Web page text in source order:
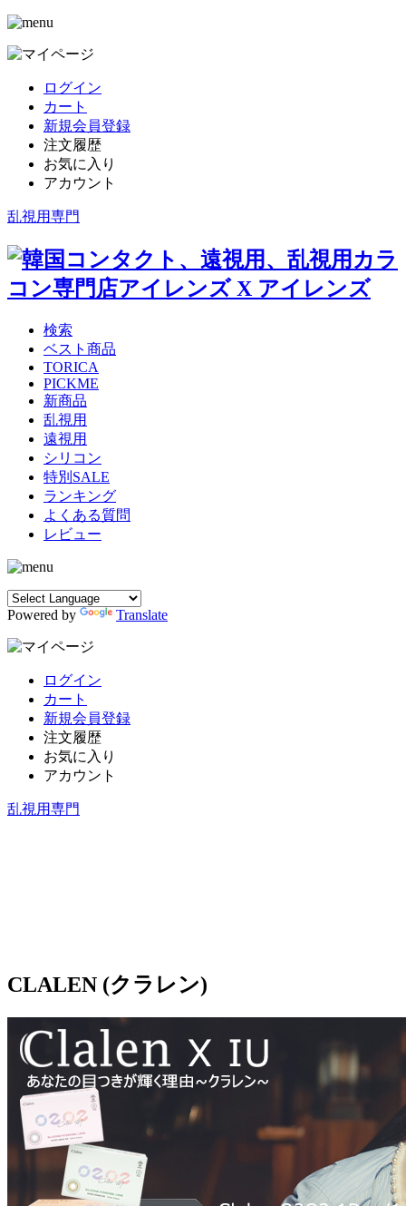
ログイン
カート
新規会員登録
注文履歴
お気に入り
アカウント
乱視用専門
検索
ベスト商品
TORICA
PICKME
新商品
乱視用
遠視用
シリコン
特別SALE
ランキング
よくある質問
レビュー
Powered by Translate
ログイン
カート
新規会員登録
注文履歴
お気に入り
アカウント
乱視用専門
CLALEN (クラレン)